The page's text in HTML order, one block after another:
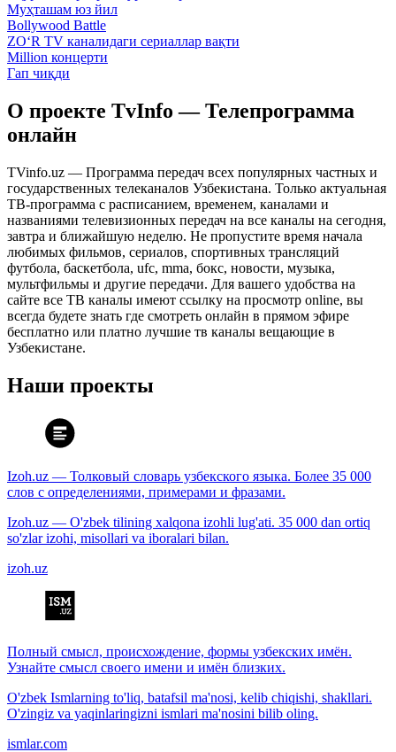
Муҳташам юз йил
Bollywood Battle
ZO‘R TV каналидаги сериаллар вақти
Million концерти
Гап чиқди
О проекте TvInfo — Телепрограмма
онлайн
TVinfo.uz — Программа передач всех популярных частных и
государственных телеканалов Узбекистана. Только актуальная
ТВ-программа с расписанием, временем, каналами и
названиями телевизионных передач на все каналы на сегодня,
завтра и ближайшую неделю. Не пропустите время начала
любимых фильмов, сериалов, спортивных трансляций
футбола, баскетбола, ufc, mma, бокс, новости, музыка,
мультфильмы и другие передачи. Для вашего удобства на
сайте все ТВ каналы имеют ссылку на просмотр online, вы
всегда будете знать где смотреть онлайн в прямом эфире
бесплатно или платно лучшие тв каналы вещающие в
Узбекистане.
Наши проекты
Izoh.uz — Толковый словарь узбекского языка. Более 35 000
слов с определениями, примерами и фразами.
Izoh.uz — O'zbek tilining xalqona izohli lug'ati. 35 000 dan ortiq
so'zlar izohi, misollari va iboralari bilan.
izoh.uz
Полный смысл, происхождение, формы узбекских имён.
Узнайте смысл своего имени и имён близких.
O'zbek Ismlarning to'liq, batafsil ma'nosi, kelib chiqishi, shakllari.
O'zingiz va yaqinlaringizni ismlari ma'nosini bilib oling.
ismlar.com